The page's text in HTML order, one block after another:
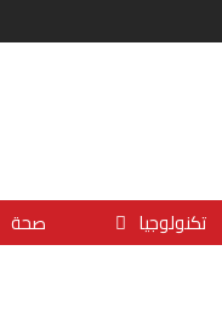
تكنولوجيا صحة